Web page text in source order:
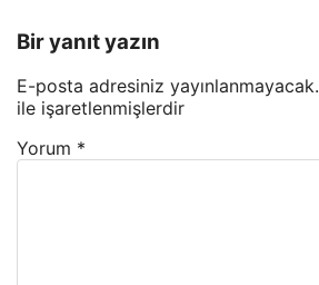
Bir yanıt yazın
E-posta adresiniz yayınlanmayacak.
ile işaretlenmişlerdir
Yorum *